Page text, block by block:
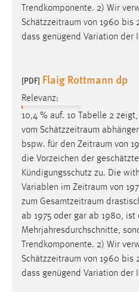
Trendkomponente. 2) Wir
Schätzzeitraum von 1960 bis
dass genügend Variation
[PDF] Flaig Rottmann dp
Relevanz:
10,4 % auf. 10 Tabelle 2
vom Schätzzeitraum
bspw. für den Zeitraum von
die Vorzeichen der
Kündigungsschutz zu. Die
Variablen im Zeitraum von
zum Gesamtzeitraum
ab 1975 oder gar ab 1980,
Mehrjahresdurchschnitte,
Trendkomponente. 2) Wir
Schätzzeitraum von 1960 bis
dass genügend Variation
Zweck:
Conversion-Tracking
EXTERNE MEDIEN
Um Inhalte von
Plattformen anzeigen zu
externen Medien Cookies
YouTube
Vimeo